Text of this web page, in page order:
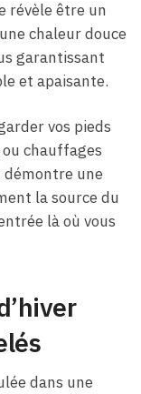
révèle être un
chaleur douce
garantissant
et apaisante.
vos pieds
chauffages
une
la source du
là où vous
dans une